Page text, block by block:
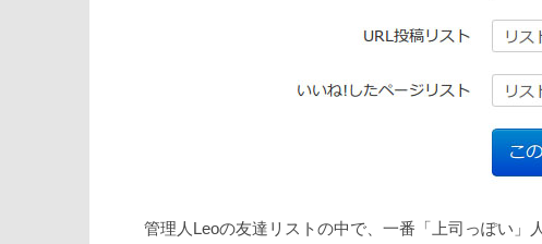
管理人Leoの友達リストの中で、一番「上司っぽい」